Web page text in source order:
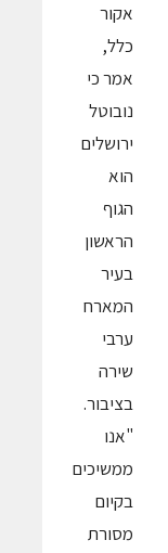
אקור
כלל,
אמר כי
נובוטל
ירושלים
הוא
הגוף
הראשון
בעיר
המארח
ערבי
שירה
בציבור.
"אנו
ממשיכים
בקיום
מסורת